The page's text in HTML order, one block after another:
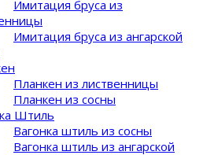
Имитация бруса из
Имитация бруса из ангарской
Планкен из лиственницы
Планкен из сосны
Штиль
Вагонка штиль из сосны
Вагонка штиль из ангарской